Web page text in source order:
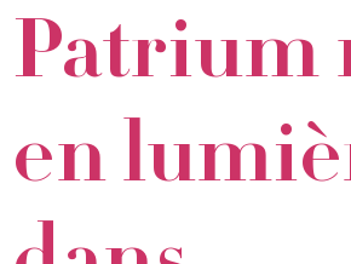
Patrium
en